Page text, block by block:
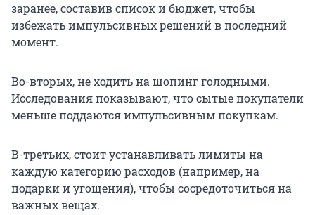
заранее, составив список и бюджет, чтобы
избежать импульсивных решений в последний
момент.
Во-вторых, не ходить на шопинг голодными.
Исследования показывают, что сытые покупатели
меньше поддаются импульсивным покупкам.
В-третьих, стоит устанавливать лимиты на
каждую категорию расходов (например, на
подарки и угощения), чтобы сосредоточиться на
важных вещах.